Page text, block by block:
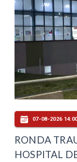
07-08-2026
RONDA
HOSPITAL